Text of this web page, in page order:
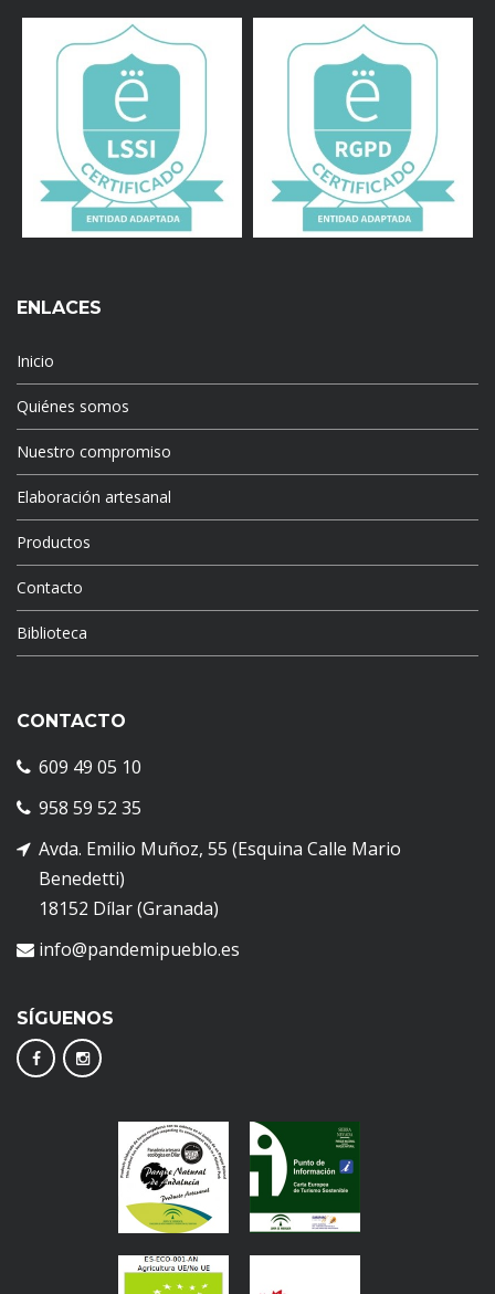
ENLACES
Inicio
Quiénes somos
Nuestro compromiso
Elaboración artesanal
Productos
Contacto
Biblioteca
CONTACTO
609 49 05 10
958 59 52 35
Avda. Emilio Muñoz, 55 (Esquina Calle Mario
Benedetti)
18152 Dílar (Granada)
info@pandemipueblo.es
SÍGUENOS